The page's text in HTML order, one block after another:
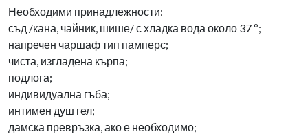
Необходими принадлежности:
съд /кана, чайник, шише/ с хладка вода около 37 º;
напречен чаршаф тип памперс;
чиста, изгладена кърпа;
подлога;
индивидуална гъба;
интимен душ гел;
дамска превръзка, ако е необходимо;